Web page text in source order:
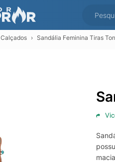
Calçados Sandália Feminina Tiras